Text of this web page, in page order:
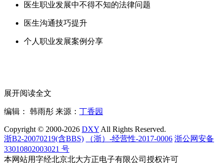
医生职业发展中不得不知的法律问题
医生沟通技巧提升
个人职业发展案例分享
展开阅读全文
编辑： 韩雨彤 来源： 丁香园
Copyright © 2000-2026 DXYAll Rights Reserved.
浙B2-20070219(含BBS)
（浙）-经营性-2017-0006 浙公网安备
33010802003021 号
本网站用字经北京北大方正电子有限公司授权许可